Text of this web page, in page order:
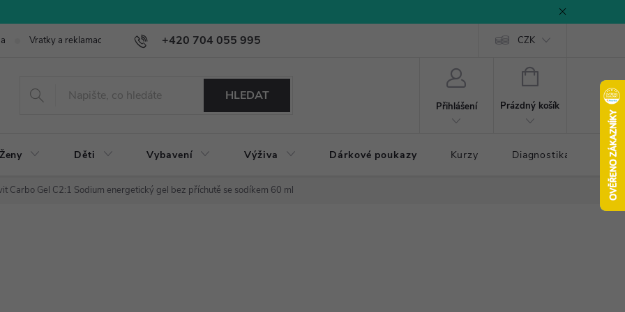
+420 704 055 995
Vratky a reklamace CZK
HLEDAT
Přihlášení
NÁKUPNÍ
Prázdný košík
Ženy Děti Vybavení Výživa Dárkové poukazy Kurzy Diagnostika došlapu
Carbo Gel C2:1 Sodium energetický gel bez příchutě se sodíkem 60 ml